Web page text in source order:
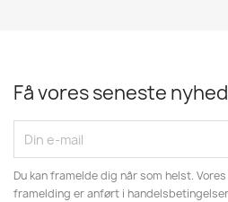
Få vores seneste
Du kan framelde dig når som helst.
framelding er anført i